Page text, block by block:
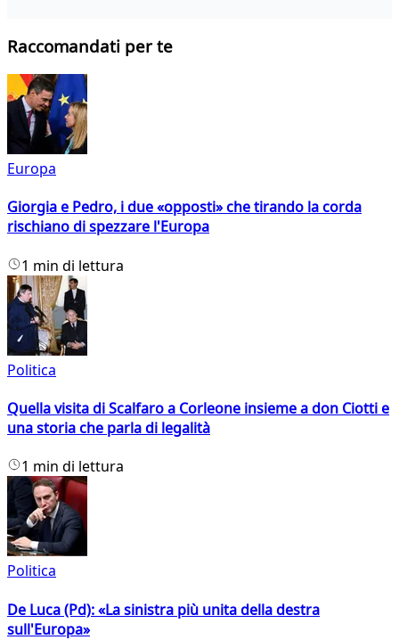
Raccomandati per te
Europa
Giorgia e Pedro, i due «opposti» che tirando la corda
rischiano di spezzare l'Europa
1 min di lettura
Politica
Quella visita di Scalfaro a Corleone insieme a don Ciotti e
una storia che parla di legalità
1 min di lettura
Politica
De Luca (Pd): «La sinistra più unita della destra
sull'Europa»